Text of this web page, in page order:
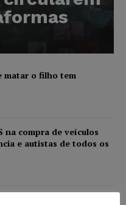
matar o filho tem
na compra de veículos
e autistas de todos os